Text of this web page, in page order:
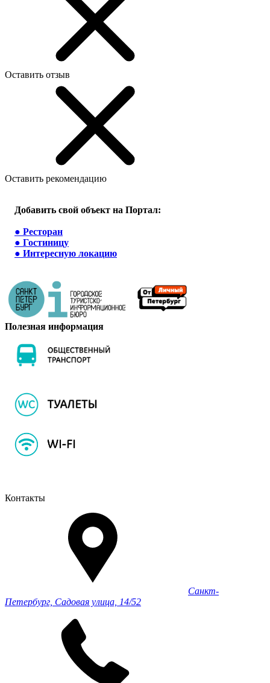
Оставить отзыв
Оставить рекомендацию
Добавить свой объект на Портал:
● Ресторан
● Гостиницу
● Интересную локацию
Полезная информация
Контакты
Санкт-
Петербург, Садовая улица, 14/52